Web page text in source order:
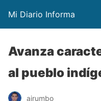
Mi Diario Informa
Avanza
al pueblo
ajrumbo